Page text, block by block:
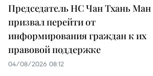
Председатель НС Чан Тхань Ман
призвал перейти от
информирования граждан к их
правовой поддержке
04/08/2026 08:12